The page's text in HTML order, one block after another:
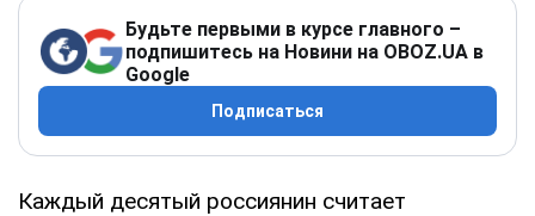
Будьте первыми в курсе главного –
подпишитесь на Новини на OBOZ.UA в
Google
Подписаться
Каждый десятый россиянин считает